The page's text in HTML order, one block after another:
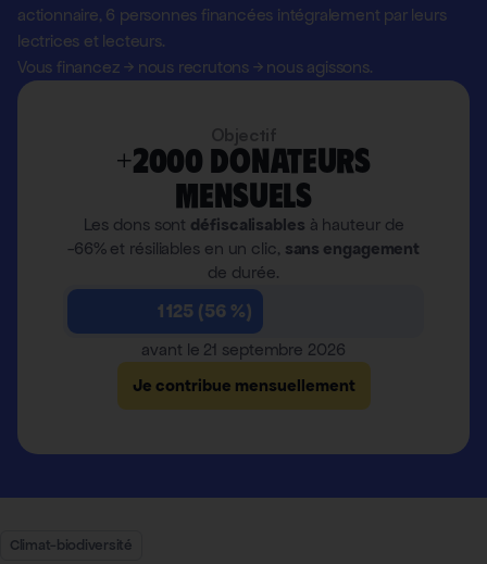
actionnaire, 6 personnes financées intégralement par leurs
lectrices et lecteurs.
Vous financez→ nous recrutons →nous agissons.
+2000 donateurs
mensuels
Les dons sont défiscalisables à hauteur de
-66% et résiliables en un clic, sans engagement
de durée.
1 125 (56 %)
avant le 21 septembre 2026
Je contribue mensuellement
Climat-biodiversité